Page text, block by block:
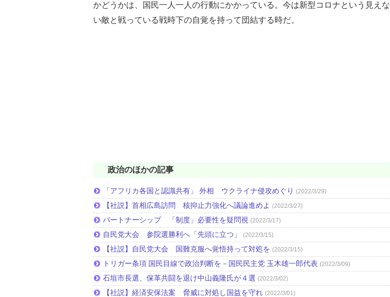
かどうかは、国民一人一人の行動にかかっている。今は新型コロナという見えな
い敵と戦っている戦時下の自覚を持って団結する時だ。
政治のほかの記事
「アフリカ各国と認識共有」 外相 ウクライナ侵攻めぐり (2022/3/29)
【社説】首相広島訪問 核抑止力強化へ議論進めよ (2022/3/27)
パートナーシップ 「制度」必要性を疑問視 (2022/3/17)
自民党大会 参院選勝利へ「先頭に立つ」 (2022/3/15)
【社説】自民党大会 国難克服へ覚悟持って対処を (2022/3/15)
トリガー条項 国民目線で政治判断を－国民民主党 玉木雄一郎代表 (2022/3/09)
石垣市長選、保革共闘を退け中山義隆氏が４選 (2022/3/02)
【社説】経済安保法案 脅威に対処し国益を守れ (2022/3/01)